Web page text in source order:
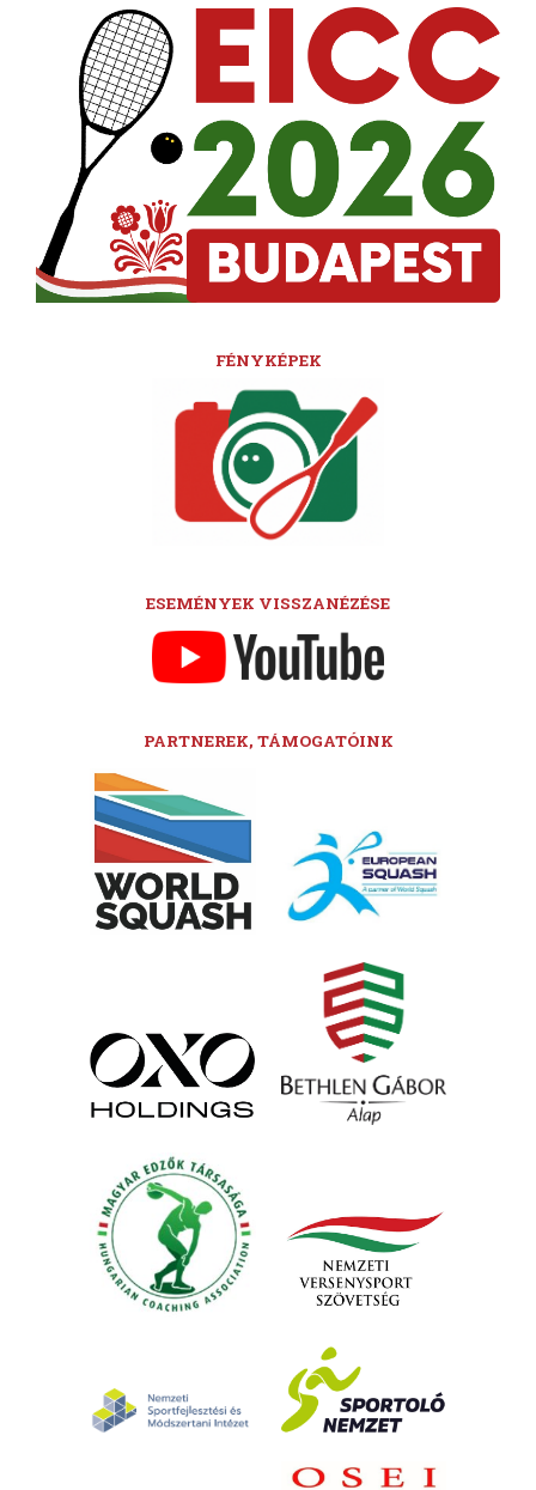
FÉNYKÉPEK
ESEMÉNYEK VISSZANÉZÉSE
PARTNEREK, TÁMOGATÓINK